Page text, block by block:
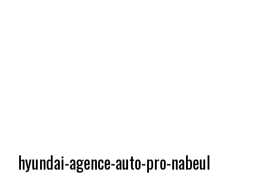
hyundai-agence-auto-pro-nabeul